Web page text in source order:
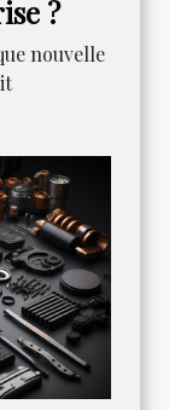
?
nouvelle